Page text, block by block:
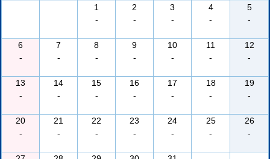
1
-
2
-
3
-
4
-
5
-
6
-
7
-
8
-
9
-
10
-
11
-
12
-
13
-
14
-
15
-
16
-
17
-
18
-
19
-
20
-
21
-
22
-
23
-
24
-
25
-
26
-